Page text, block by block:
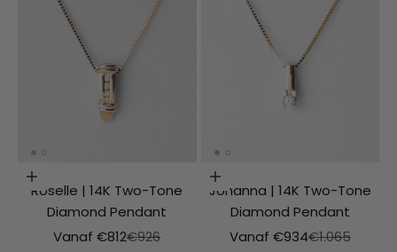
Choosing options
Roselle | 14K Two-Tone
Diamond Pendant
Aanbiedingsprijs
Vanaf €812Normale prijs
€926
Choosing options
Johanna | 14K Two-Tone
Diamond Pendant
Aanbiedingsprijs
Vanaf €934Normale prijs
€1.065